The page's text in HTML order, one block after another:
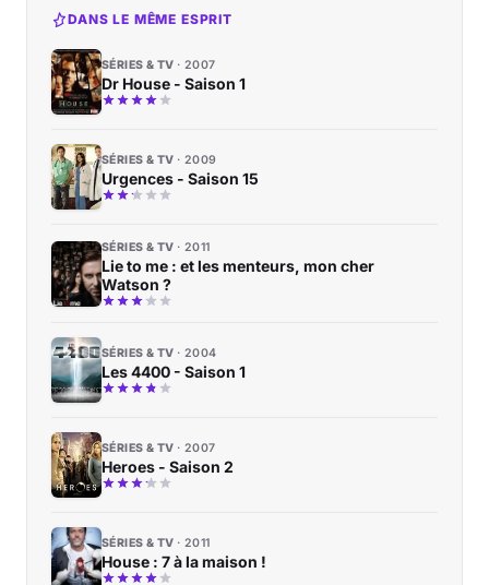
DANS LE MÊME ESPRIT
SÉRIES & TV 2007
Dr House - Saison 1
SÉRIES & TV 2009
Urgences - Saison 15
SÉRIES & TV 2011
Lie to me : et les menteurs, mon cher
Watson ?
SÉRIES & TV 2004
Les 4400 - Saison 1
SÉRIES & TV 2007
Heroes - Saison 2
SÉRIES & TV 2011
House : 7 à la maison !